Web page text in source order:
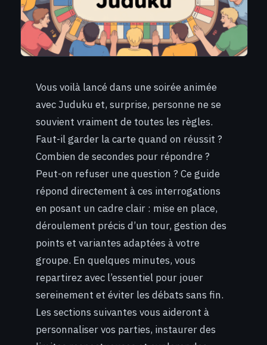
Vous voilà lancé dans une soirée animée
avec Juduku et, surprise, personne ne se
souvient vraiment de toutes les règles.
Faut-il garder la carte quand on réussit ?
Combien de secondes pour répondre ?
Peut-on refuser une question ? Ce guide
répond directement à ces interrogations
en posant un cadre clair : mise en place,
déroulement précis d’un tour, gestion des
points et variantes adaptées à votre
groupe. En quelques minutes, vous
repartirez avec l’essentiel pour jouer
sereinement et éviter les débats sans fin.
Les sections suivantes vous aideront à
personnaliser vos parties, instaurer des